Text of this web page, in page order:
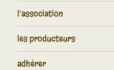
l’association
les producteurs
adhérer